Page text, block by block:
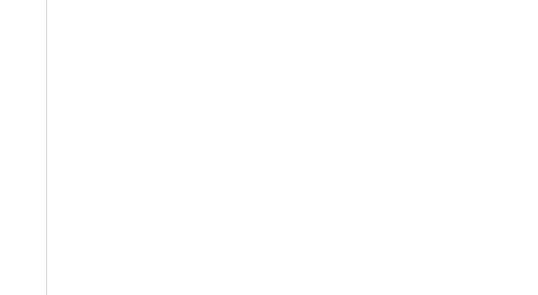
車厘子毛巾捲做法！新年免烤箱甜品